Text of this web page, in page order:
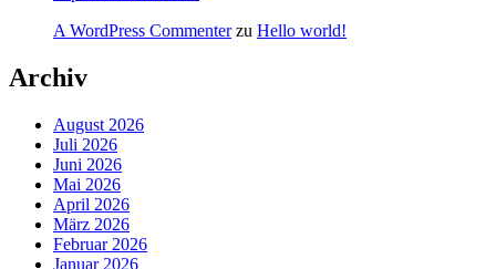
A WordPress Commenterzu Hello world!
Archiv
August 2026
Juli 2026
Juni 2026
Mai 2026
April 2026
März 2026
Februar 2026
Januar 2026